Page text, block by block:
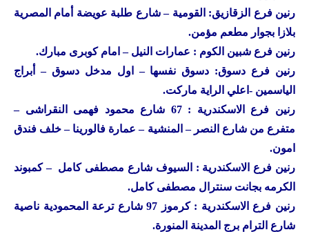
رنين فرع الزقازيق: القومية – شارع طلبة عويضة أمام المصرية
بلازا بجوار مطعم مؤمن.
رنين فرع شبين الكوم : عمارات النيل – امام كوبرى مبارك.
رنين فرع دسوق: دسوق نفسها – اول مدخل دسوق – أبراج
الياسمين -اعلي الراية ماركت.
رنين
فرع الاسكندرية : 67 شارع محمود فهمى النقراشى –
متفرع من شارع النصر – المنشية – عمارة فالورينا – خلف فندق
امون.
رنين فرع الاسكندرية : السيوف شارع مصطفى كامل – كمبوند
الكرمه بجانت سنترال مصطفى كامل.
رنين
فرع الاسكندرية : كرموز 97 شارع ترعة المحمودية ناصية
شارع الترام برج المدينة المنورة.